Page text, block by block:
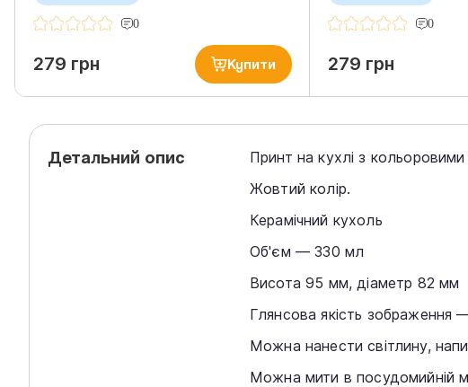
0
279 грн Купити
0
279 грн
Детальний опис
Принт на кухлі з
Жовтий колір.
Керамічний кухоль
Об'єм — 330 мл
Висота 95 мм, діаметр 82 мм
Глянсова якість зображення
Можна нанести світлину,
Можна мити в посудомийній